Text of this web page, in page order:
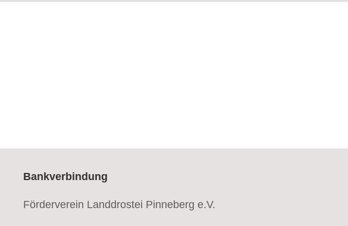
Bankverbindung
Förderverein Landdrostei Pinneberg e.V.